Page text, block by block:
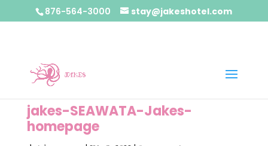
876-564-3000 stay@jakeshotel.com
jakes-SEAWATA-Jakes-
homepage